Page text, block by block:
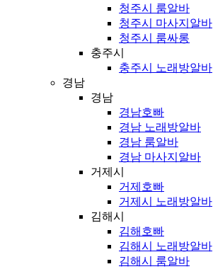
청주시 룸알바
청주시 마사지알바
청주시 룸싸롱
충주시
충주시 노래방알바
경남
경남
경남호빠
경남 노래방알바
경남 룸알바
경남 마사지알바
거제시
거제호빠
거제시 노래방알바
김해시
김해호빠
김해시 노래방알바
김해시 룸알바